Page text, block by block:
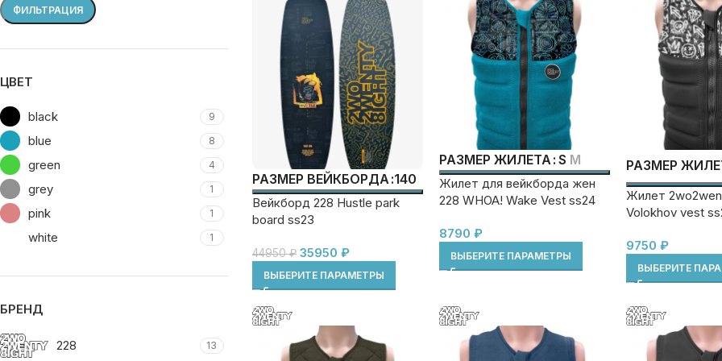
ФИЛЬТРАЦИЯ
ЦВЕТ
black 9
blue 8
green 4
grey 1
pink 1
white 1
БРЕНД
228 13
РАЗМЕР ВЕЙКБОРДА 140
Вейкборд 228 Hustle park
board ss23
44950₽ 35950 ₽
ВЫБЕРИТЕ ПАРАМЕТРЫ
РАЗМЕР ЖИЛЕТА S M
Жилет для вейкборда жен
228 WHOA! Wake Vest ss24
8790₽
ВЫБЕРИТЕ ПАРАМЕТРЫ
РАЗМЕР
Жилет
Volokhov vest
9750₽
ВЫБЕРИТЕ